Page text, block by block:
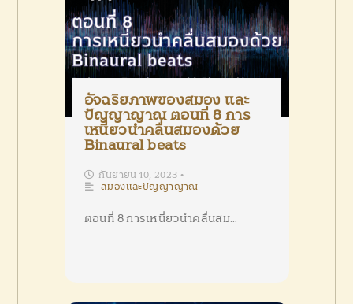
อัจฉริยภาพของสมอง และ
ปัญญาญาณ ตอนที่ 8 การ
เหนี่ยวนำคลื่นสมองด้วย
Binaural beats
กันยายน 10, 2023 •
สมองและปัญญาญาณ
ตอนที่ 8 การเหนี่ยวนำคลื่นสม…